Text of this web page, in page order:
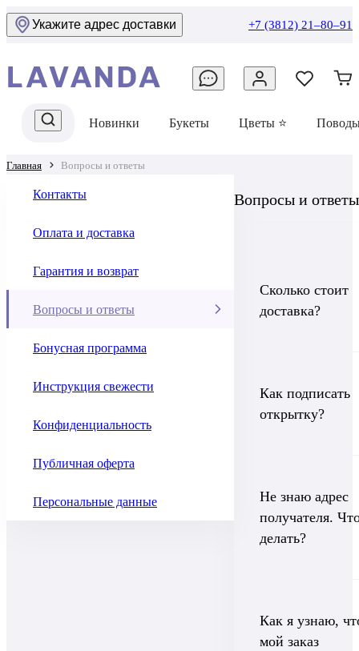
Укажите адрес доставки +7 (3812) 21‒80‒91
Новинки Букеты Цветы ⭐
Главная Вопросы и ответы
Контакты
Оплата и доставка
Гарантия и возврат
Вопросы и ответы
Бонусная программа
Инструкция свежести
Конфиденциальность
Публичная оферта
Персональные данные
Вопросы и ответы
Сколько стоит
доставка?
Как подписать
открытку?
Не знаю адрес
получателя.
делать?
Как я узнаю,
мой заказ